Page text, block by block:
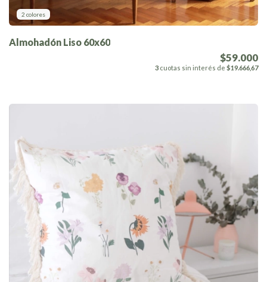
2 colores
Almohadón Liso 60x60
$59.000
3 cuotas sin interés de $19.666,67